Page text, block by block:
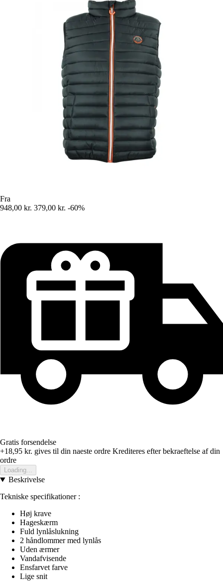
Fra
948,00 kr. 379,00 kr. -60%
Gratis forsendelse
+18,95 kr. gives til din naeste ordre Krediteres efter bekraeftelse af din
ordre
Loading...
Beskrivelse
Tekniske specifikationer :
Høj krave
Hageskærm
Fuld lynlåslukning
2 håndlommer med lynlås
Uden ærmer
Vandafvisende
Ensfarvet farve
Lige snit